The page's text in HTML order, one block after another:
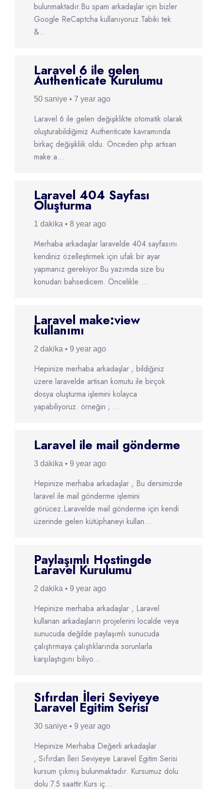
bulunmaktadır.Bu spam arkadaşlar için bizler
Google ReCaptcha kullanıyoruz.Tabiki tek
&...
Laravel 6 ile gelen
Authenticate Kurulumu
50 saniye • 7 year ago
Laravel 6 ile gelen değişiklikte otomatik olarak
oluşturabildiğimiz Authenticate kavramında
birkaç değişikliik oldu. Önceden php artisan
make:a...
Laravel 404 Sayfası
Oluşturma
1 dakika • 8 year ago
Merhaba arkadaşlar laravelde 404 sayfasını
kendiniz özelleştirmek için ufak bir ayar
yapmanız gerekiyor.Bu yazımda size bu
konudan bahsedicem. Öncelikle ...
Laravel make:view
kullanımı
2 dakika • 9 year ago
Hepinize merhaba arkadaşlar , bildiğiniz
üzere laravelde artisan komutu ile birçok
dosya oluşturma işlemini kolayca
yapabiliyoruz. örneğin ; ...
Laravel ile mail gönderme
3 dakika • 9 year ago
Hepinize merhaba arkadaşlar , Bu dersimizde
laravel ile mail gönderme işlemini
görücez.Laravelde mail gönderme için kendi
üzerinde gelen kütüphaneyi kullan...
Paylaşımlı Hostingde
Laravel Kurulumu
2 dakika • 9 year ago
Hepinize merhaba arkadaşlar , Laravel
kullanan arkadaşların projelerini localde veya
sunucuda değilde paylaşımlı sunucuda
çalıştırmaya çalıştıklarında sorunlarla
karşılaştıgını biliyo...
Sıfırdan İleri Seviyeye
Laravel Egitim Serisi
30 saniye • 9 year ago
Hepinize Merhaba Değerli arkadaşlar
, Sıfırdan İleri Seviyeye Laravel Egitim Serisi
kursum çıkmış bulunmaktadır. Kursumuz dolu
dolu 7.5 saattir.Kurs iç...